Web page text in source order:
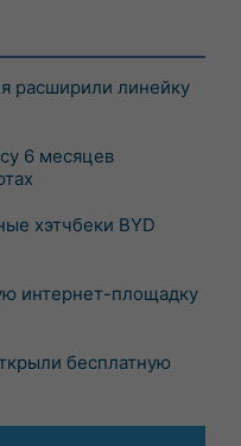
расширили линейку
6 месяцев
хэтчбеки BYD
интернет-площадку
бесплатную